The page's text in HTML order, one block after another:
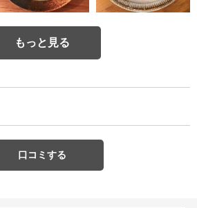
もっと見る
口コミする